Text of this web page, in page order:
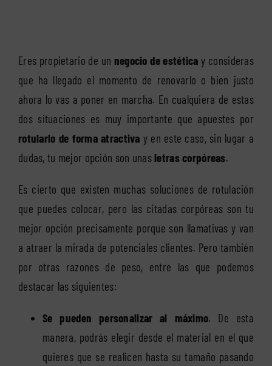
Eres propietario de un negocio de estética y consideras
que ha llegado el momento de renovarlo o bien justo
ahora lo vas a poner en marcha. En cualquiera de estas
dos situaciones es muy importante que apuestes por
rotularlo de forma atractiva y en este caso, sin lugar a
dudas, tu mejor opción son unasletras corpóreas.
Es cierto que existen muchas soluciones de rotulación
que puedes colocar, pero las citadas corpóreas son tu
mejor opción precisamente porque son llamativas y van
a atraer la mirada de potenciales clientes. Pero también
por otras razones de peso, entre las que podemos
destacar las siguientes:
Se pueden personalizar al máximo. De esta
manera, podrás elegir desde el material en el que
quieres que se realicen hasta su tamaño pasando